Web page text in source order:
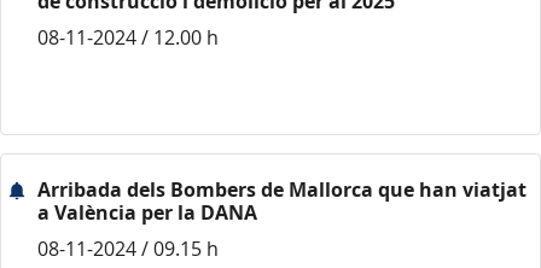
08-11-2024 / 12.00 h
Arribada dels Bombers de Mallorca que han viatjat
a València per la DANA
08-11-2024 / 09.15 h